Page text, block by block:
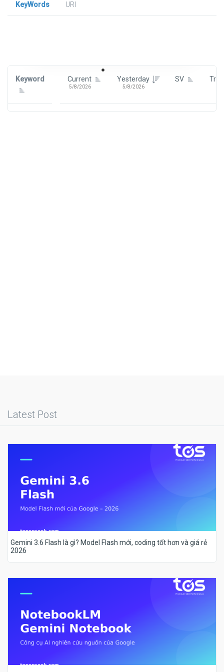
KeyWords
URl
Keyword Current
5/8/2026
Yesterday
5/8/2026
SV
Latest Post
Gemini 3.6 Flash là gì? Model Flash mới, coding tốt hơn và giá rẻ
2026